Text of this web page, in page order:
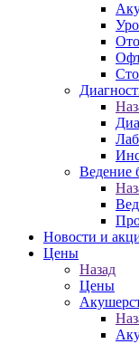
Ведение
Новости и
Цены
Назад
Цены